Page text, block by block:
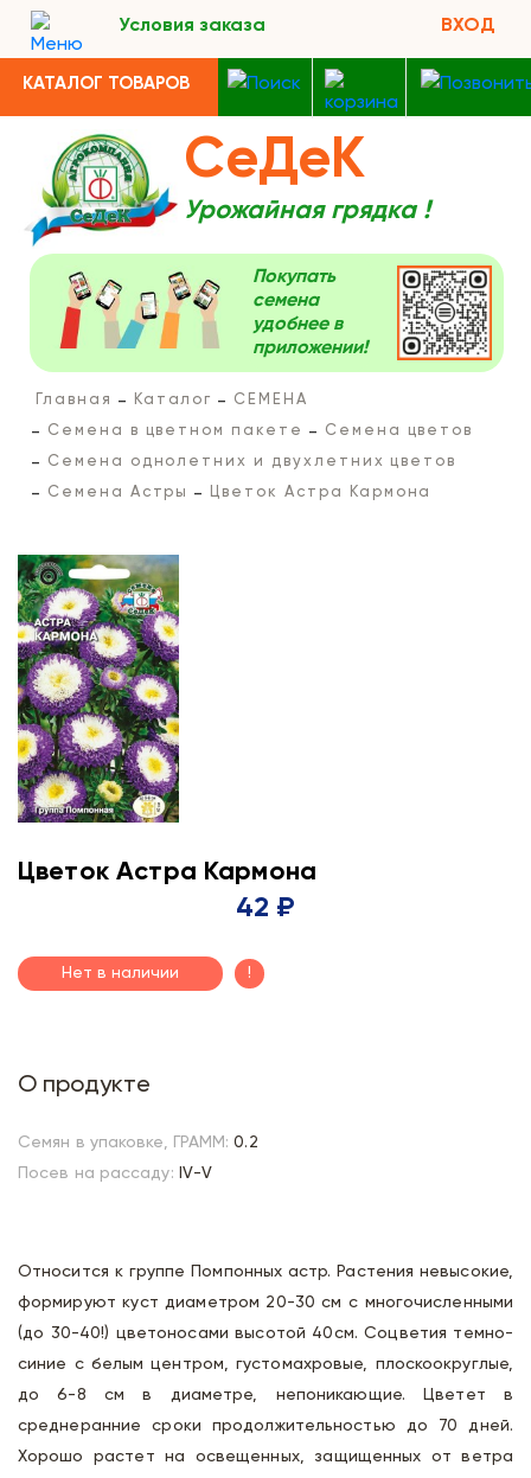
Условия заказа ВХОД
КАТАЛОГ ТОВАРОВ
СеДеК
Урожайная грядка !
Покупать
семена
удобнее в
приложении!
Главная Каталог
СЕМЕНА
Семена в цветном пакете
Семена цветов
Семена однолетних и двухлетних цветов
Семена Астры
Цветок Астра Кармона
Цветок Астра Кармона
42 ₽
Нет в наличии !
О продукте
Семян в упаковке, ГРАММ: 0.2
Посев на рассаду: IV-V
Относится к группе Помпонных астр. Растения невысокие,
формируют куст диаметром 20-30 см с многочисленными
(до 30-40!) цветоносами высотой 40см. Соцветия темно-
синие с белым центром, густомахровые, плоскоокруглые,
до 6-8 см в диаметре, непоникающие. Цветет в
среднеранние сроки продолжительностью до 70 дней.
Хорошо растет на освещенных, защищенных от ветра